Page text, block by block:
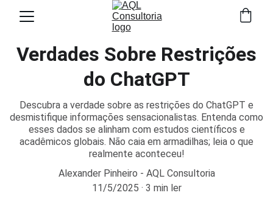
Verdades Sobre Restrições
do ChatGPT
Descubra a verdade sobre as restrições do ChatGPT e
desmistifique informações sensacionalistas. Entenda como
esses dados se alinham com estudos científicos e
acadêmicos globais. Não caia em armadilhas; leia o que
realmente aconteceu!
Alexander Pinheiro - AQL Consultoria
11/5/2025
3 min ler